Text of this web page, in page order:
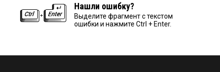
Нашли ошибку?
Выделите фрагмент с текстом
ошибки и нажмите Ctrl + Enter.